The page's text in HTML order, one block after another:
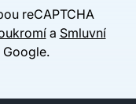
reCAPTCHA
a Smluvní